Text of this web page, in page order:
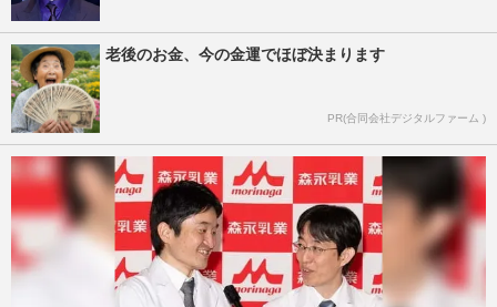
老後のお金、今の金運でほぼ決まります
PR(合同会社デジタルファーム )